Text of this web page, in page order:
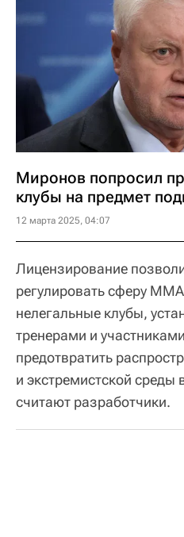
Миронов попросил
клубы на предмет
12 марта 2025, 04:07
Лицензирование
регулировать сферу
нелегальные клубы,
тренерами и
предотвратить
и экстремистской среды
считают разработчики.